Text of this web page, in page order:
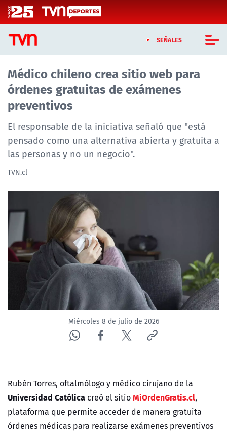
Click acá para ir directamente al contenido
SEÑALES
CASTING MASTERCHEF CHILE
CASTING TVN VERTICAL
TVN VERTICAL
TVN PLAY
PROGRAMAS
TELESERIES
NTV
ACTUALIDAD Y TENDENCIAS
CORPORATIVO Y TRANSPARENCIA
CANAL DE DENUNCIAS
ÁREA DE PROYECTOS
Médico chileno crea sitio web para
órdenes gratuitas de exámenes
preventivos
El responsable de la iniciativa señaló que "está
pensado como una alternativa abierta y gratuita a
las personas y no un negocio".
TVN.cl
Miércoles 8 de julio de 2026
Rubén Torres, oftalmólogo y médico cirujano de la
Universidad Católica creó el sitioMiOrdenGratis.cl,
plataforma que permite acceder de manera gratuita
órdenes médicas para realizarse exámenes preventivos